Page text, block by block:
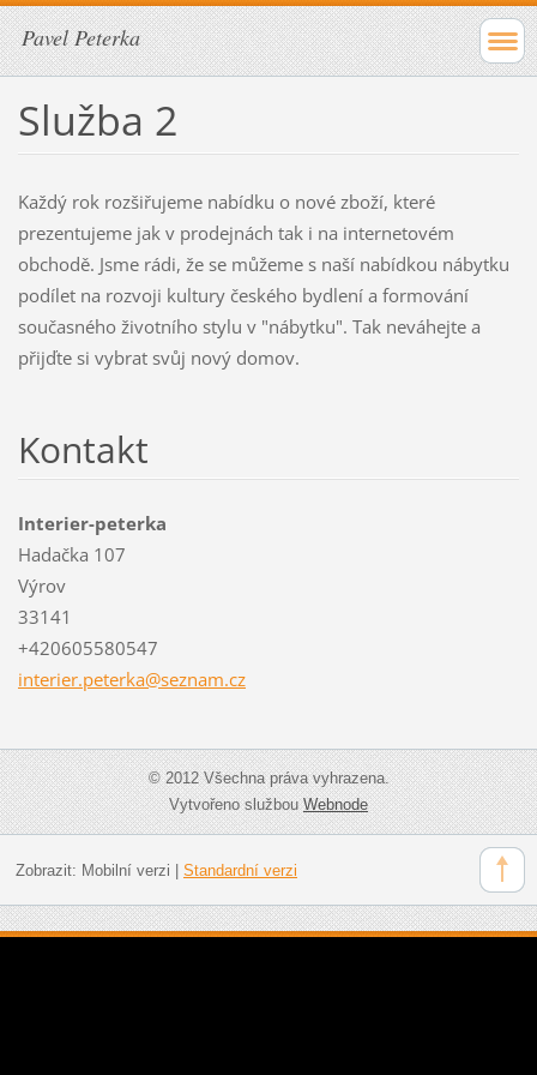
Pavel Peterka
Služba 2
Každý rok rozšiřujeme nabídku o nové zboží, které
prezentujeme jak v prodejnách tak i na internetovém
obchodě. Jsme rádi, že se můžeme s naší nabídkou nábytku
podílet na rozvoji kultury českého bydlení a formování
současného životního stylu v "nábytku". Tak neváhejte a
přijďte si vybrat svůj nový domov.
Kontakt
Interier-peterka
Hadačka 107
Výrov
33141
+420605580547
interier.peterka@seznam.cz
© 2012 Všechna práva vyhrazena.
Vytvořeno službouWebnode
Zobrazit: Mobilní verzi Standardní verzi